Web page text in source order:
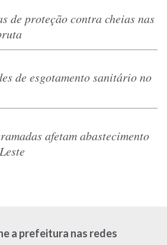
de proteção contra cheias nas
de esgotamento sanitário no
afetam abastecimento
a prefeitura nas redes